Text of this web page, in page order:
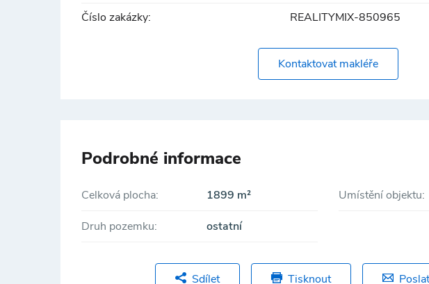
Číslo zakázky:
REALITYMIX-850965
Kontaktovat makléře
Podrobné informace
Celková plocha: 1899 m²
Druh pozemku: ostatní
Umístění objektu:
Sdílet Tisknout